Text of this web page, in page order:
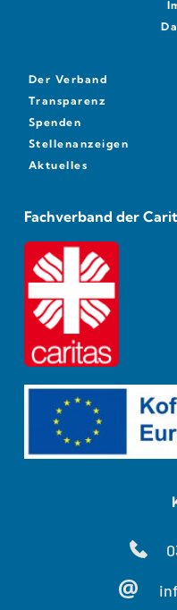
Der Verband
Transparenz
Spenden
Stellenanzeigen
Aktuelles
Fachverband der